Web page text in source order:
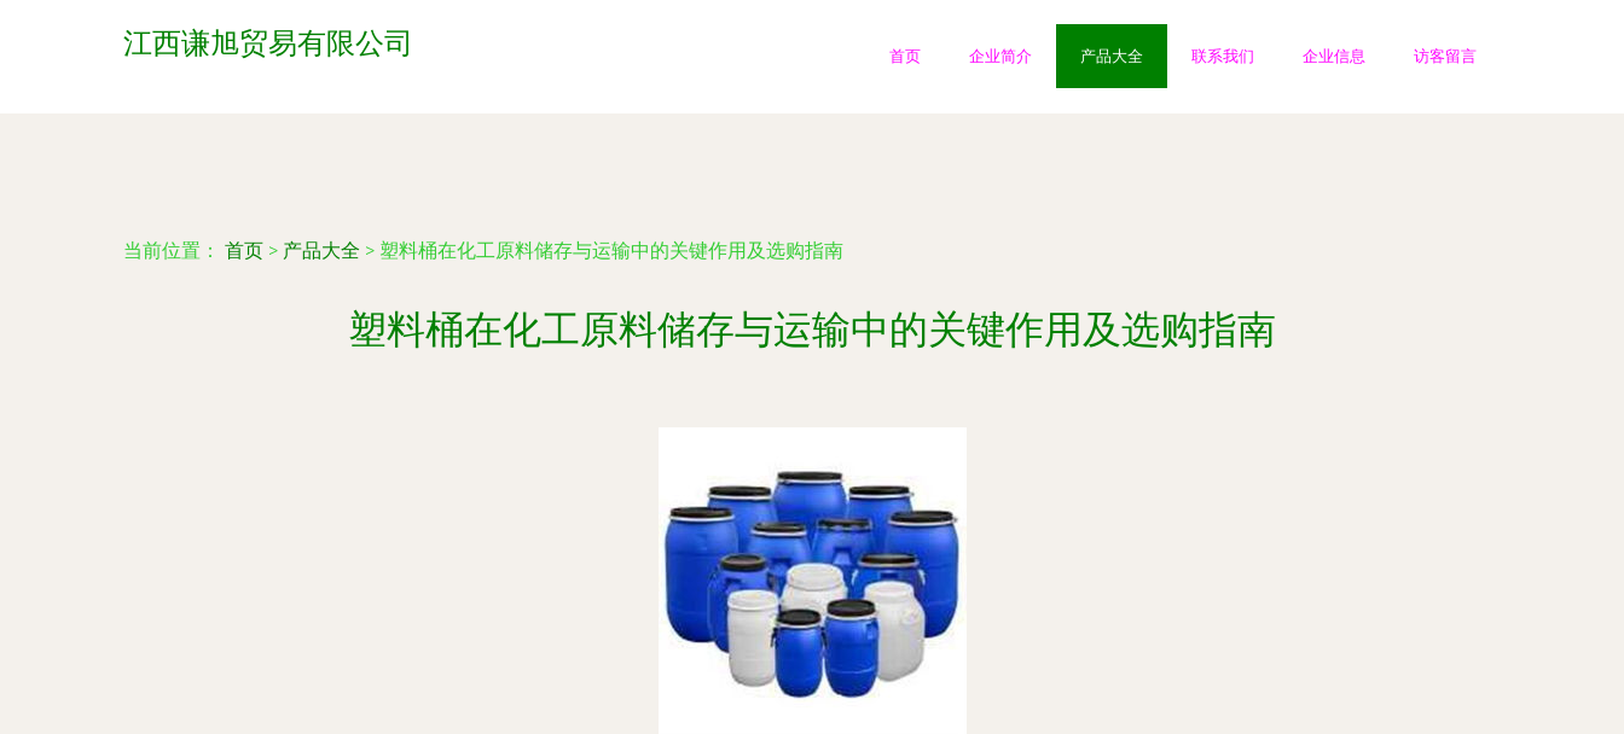
江西谦旭贸易有限公司 首页 企业简介 产品大全 联系我们 企业信息 访客留言
当前位置： 首页 > 产品大全 > 塑料桶在化工原料储存与运输中的关键作用及选购指南
塑料桶在化工原料储存与运输中的关键作用及选购指南